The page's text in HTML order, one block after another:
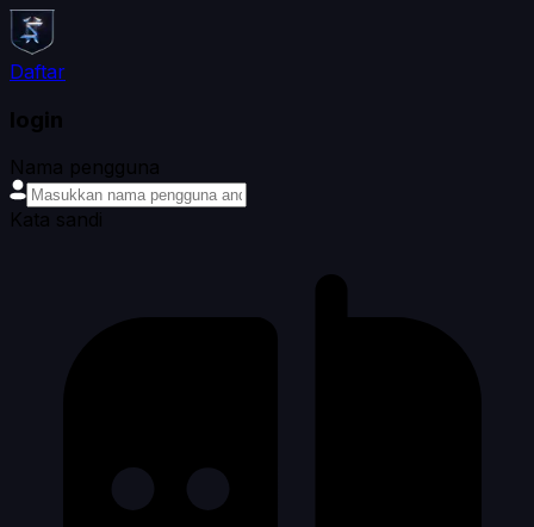
Daftar
login
Nama pengguna
Kata sandi